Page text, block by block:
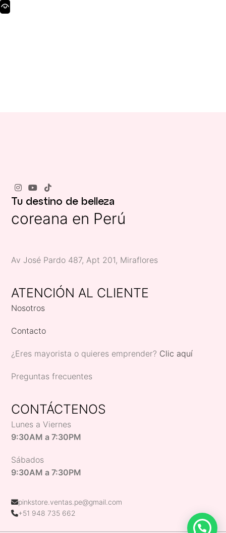
Tu destino de belleza
coreana en Perú
Av José Pardo 487, Apt 201, Miraflores
ATENCIÓN AL CLIENTE
Nosotros
Contacto
¿Eres mayorista o quieres emprender? Clic aquí
Preguntas frecuentes
CONTÁCTENOS
Lunes a Viernes
9:30AM a 7:30PM
Sábados
9:30AM a 7:30PM
pinkstore.ventas.pe@gmail.com
+51 948 735 662